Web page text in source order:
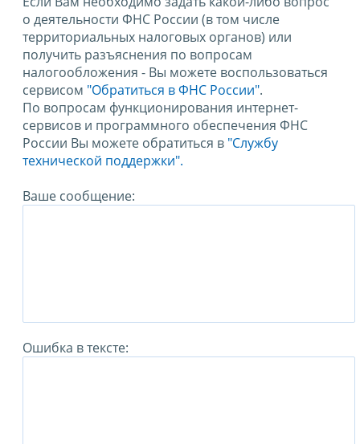
о деятельности ФНС России (в том числе
территориальных налоговых органов) или
получить разъяснения по вопросам
налогообложения - Вы можете воспользоваться
сервисом "Обратиться в ФНС России".
По вопросам функционирования интернет-
сервисов и программного обеспечения ФНС
России Вы можете обратиться в "Службу
технической поддержки".
Ваше сообщение:
Ошибка в тексте: